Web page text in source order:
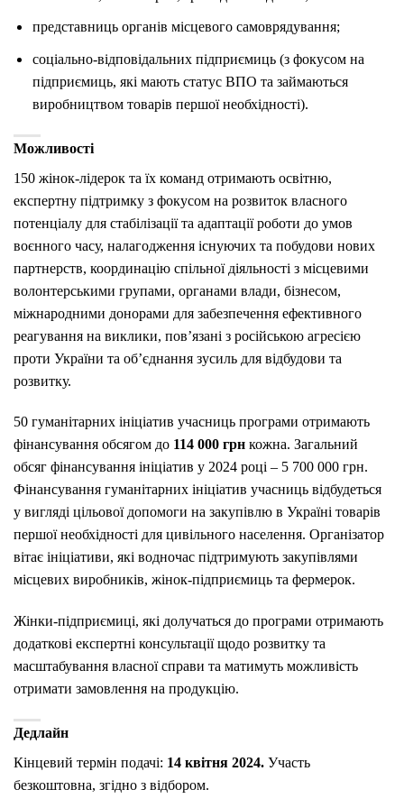
представниць органів місцевого самоврядування;
соціально-відповідальних підприємиць (з фокусом на
підприємиць, які мають статус ВПО та займаються
виробництвом товарів першої необхідності).
Можливості
150 жінок-лідерок та їх команд отримають освітню,
експертну підтримку з фокусом на розвиток власного
потенціалу для стабілізації та адаптації роботи до умов
воєнного часу, налагодження існуючих та побудови нових
партнерств, координацію спільної діяльності з місцевими
волонтерськими групами, органами влади, бізнесом,
міжнародними донорами для забезпечення ефективного
реагування на виклики, пов’язані з російською агресією
проти України та об’єднання зусиль для відбудови та
розвитку.
50 гуманітарних ініціатив учасниць програми отримають
фінансування обсягом до 114 000 грн кожна. Загальний
обсяг фінансування ініціатив у 2024 році – 5 700 000 грн.
Фінансування гуманітарних ініціатив учасниць відбудеться
у вигляді цільової допомоги на закупівлю в Україні товарів
першої необхідності для цивільного населення. Організатор
вітає ініціативи, які водночас підтримують закупівлями
місцевих виробників, жінок-підприємиць та фермерок.
Жінки-підприємиці, які долучаться до програми отримають
додаткові експертні консультації щодо розвитку та
масштабування власної справи та матимуть можливість
отримати замовлення на продукцію.
Дедлайн
Кінцевий термін подачі: 14 квітня 2024. Участь
безкоштовна, згідно з відбором.